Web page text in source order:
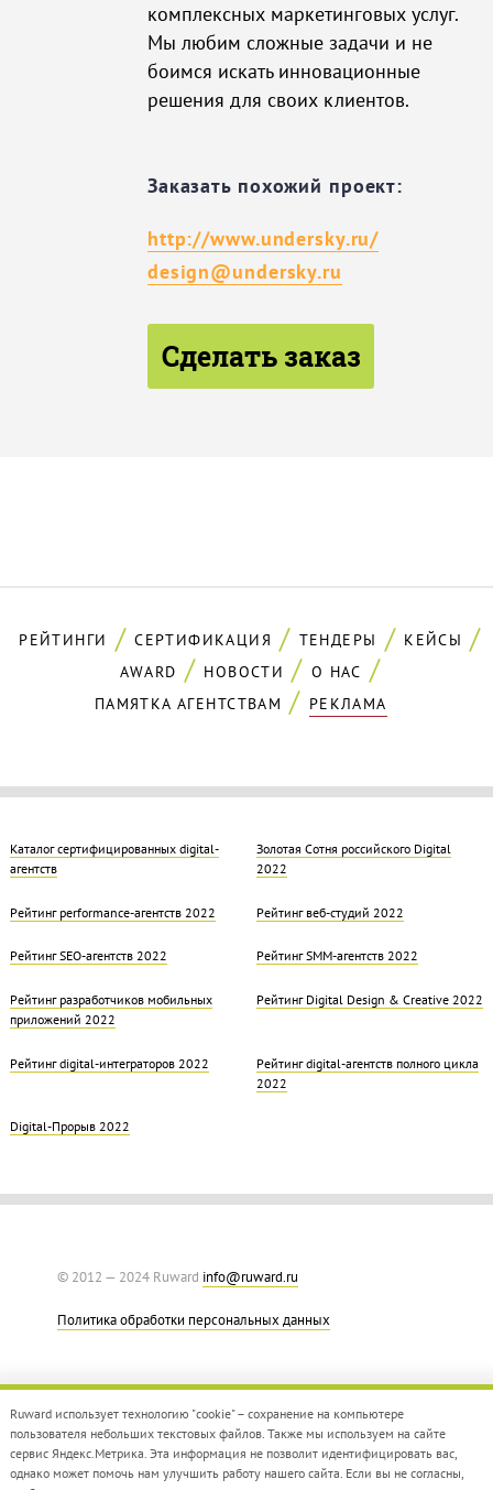
комплексных маркетинговых услуг.
Мы любим сложные задачи и не
боимся искать инновационные
решения для своих клиентов.
Заказать похожий проект:
http://www.undersky.ru/
design@undersky.ru
Сделать заказ
РЕЙТИНГИ СЕРТИФИКАЦИЯ ТЕНДЕРЫ
КЕЙСЫ
AWARD
НОВОСТИ
О НАС
ПАМЯТКА АГЕНТСТВАМ
РЕКЛАМА
Каталог сертифицированных digital-
агентств
Золотая Cотня российского Digital
2022
Рейтинг performance-агентств 2022 Рейтинг веб-студий 2022
Рейтинг SEO-агентств 2022 Рейтинг SMM-агентств 2022
Рейтинг разработчиков мобильных
приложений 2022
Рейтинг Digital Design & Creative 2022
Рейтинг digital-интеграторов 2022
Рейтинг digital-агентств полного цикла
2022
Digital-Прорыв 2022
© 2012 — 2024 Ruward info@ruward.ru
Политика обработки персональных данных
Дизайн –Red Collar
Ruward использует технологию "cookie" – сохранение на компьютере
пользователя небольших текстовых файлов. Также мы используем на сайте
сервис Яндекс.Метрика. Эта информация не позволит идентифицировать вас,
однако может помочь нам улучшить работу нашего сайта. Если вы не согласны,